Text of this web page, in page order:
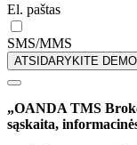
El. paštas
SMS/MMS
ATSIDARYKITE
„OANDA TMS
sąskaita,